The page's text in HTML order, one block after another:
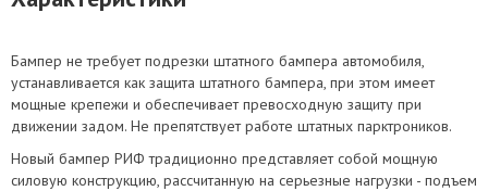
Бампер не требует подрезки штатного бампера автомобиля,
устанавливается как защита штатного бампера, при этом имеет
мощные крепежи и обеспечивает превосходную защиту при
движении задом. Не препятствует работе штатных парктроников.
Новый бампер РИФ традиционно представляет собой мощную
силовую конструкцию, рассчитанную на серьезные нагрузки - подъем